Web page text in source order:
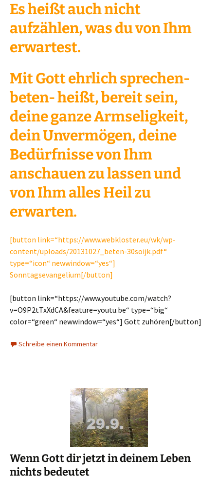
Es heißt auch nicht
aufzählen, was du von Ihm
erwartest.
Mit Gott ehrlich sprechen-
beten- heißt, bereit sein,
deine ganze Armseligkeit,
dein Unvermögen, deine
Bedürfnisse von Ihm
anschauen zu lassen und
von Ihm alles Heil zu
erwarten.
[button link=“https://www.webkloster.eu/wk/wp-
content/uploads/20131027_beten-30soijk.pdf“
type=“icon“ newwindow=“yes“]
Sonntagsevangelium[/button]
[button link=“https://www.youtube.com/watch?
v=O9P2tTxXdCA&feature=youtu.be“ type=“big“
color=“green“ newwindow=“yes“] Gott zuhören[/button]
Schreibe einen Kommentar
Wenn Gott dir jetzt in deinem Leben
nichts bedeutet